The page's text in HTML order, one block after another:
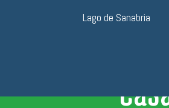
Lago de Sanabria